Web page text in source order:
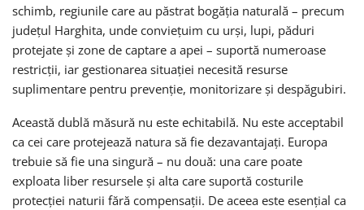
schimb, regiunile care au păstrat bogăția naturală – precum
județul Harghita, unde conviețuim cu urși, lupi, păduri
protejate și zone de captare a apei – suportă numeroase
restricții, iar gestionarea situației necesită resurse
suplimentare pentru prevenție, monitorizare și despăgubiri.
Această dublă măsură nu este echitabilă. Nu este acceptabil
ca cei care protejează natura să fie dezavantajați. Europa
trebuie să fie una singură – nu două: una care poate
exploata liber resursele și alta care suportă costurile
protecției naturii fără compensații. De aceea este esențial ca